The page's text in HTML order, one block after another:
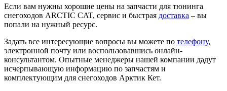
Если вам нужны хорошие цены на запчасти для тюнинга
снегоходов ARCTIC CAT, сервис и быстрая доставка – вы
попали на нужный ресурс.
Задать все интересующие вопросы вы можете по телефону,
электронной почту или воспользовавшись онлайн-
консультантом. Опытные менеджеры нашей компании дадут
исчерпывающую информацию по запчастям и
комплектующим для снегоходов Арктик Кет.